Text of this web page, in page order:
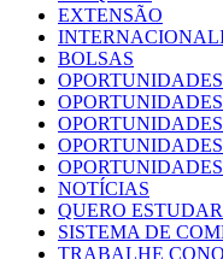
EXTENSÃO
BOLSAS
NOTÍCIAS
QUERO
SISTEMA DE
TRABALHE